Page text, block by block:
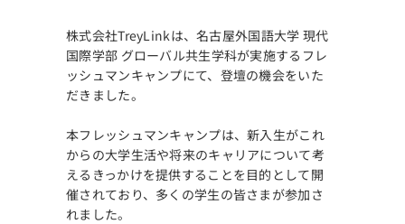
株式会社TreyLinkは、名古屋外国語大学 現代
国際学部 グローバル共生学科が実施するフレ
ッシュマンキャンプにて、登壇の機会をいた
だきました。
本フレッシュマンキャンプは、新入生がこれ
からの大学生活や将来のキャリアについて考
えるきっかけを提供することを目的として開
催されており、多くの学生の皆さまが参加さ
れました。